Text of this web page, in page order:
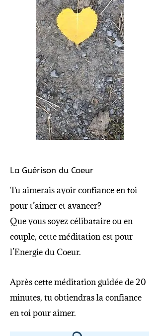
La Guérison du Coeur
Tu aimerais avoir confiance en toi
pour t’aimer et avancer?
Que vous soyez célibataire ou en
couple, cette méditation est pour
l’Energie du Coeur.
Après cette méditation guidée de 20
minutes, tu obtiendras la confiance
en toi pour aimer.